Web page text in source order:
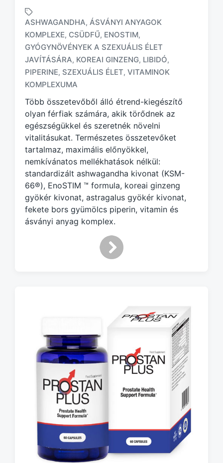
a
g
g
d
w
i
t
h
ASHWAGANDHA, ÁSVÁNYI ANYAGOK
KOMPLEXE, CSÜDFŰ, ENOSTIM,
GYÓGYNÖVÉNYEK A SZEXUÁLIS ÉLET
JAVÍTÁSÁRA, KOREAI GINZENG, LIBIDÓ,
PIPERINE, SZEXUÁLIS ÉLET, VITAMINOK
KOMPLEXUMA
Több összetevőből álló étrend-kiegészítő
olyan férfiak számára, akik törődnek az
egészségükkel és szeretnék növelni
vitalitásukat. Természetes összetevőket
tartalmaz, maximális előnyökkel,
nemkívánatos mellékhatások nélkül:
standardizált ashwagandha kivonat (KSM-
66®), EnoSTIM ™ formula, koreai ginzeng
gyökér kivonat, astragalus gyökér kivonat,
fekete bors gyümölcs piperin, vitamin és
ásványi anyag komplex.